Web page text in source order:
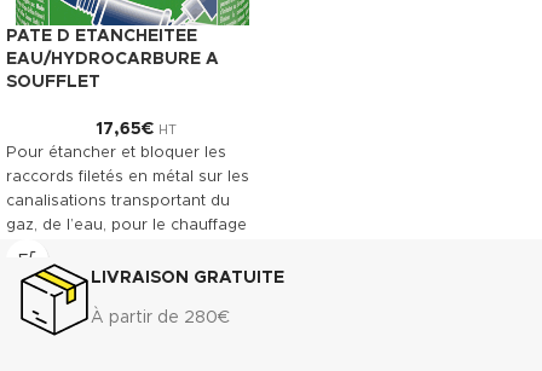
PATE D ETANCHEITEE
EAU/HYDROCARBURE A
SOUFFLET
17,65€ HT
Pour étancher et bloquer les
raccords filetés en métal sur les
canalisations transportant du
gaz, de l’eau, pour le chauffage
central et des installations
industrielles. Convient entre
autres à l'acier, au laiton et à
l'inox.
LIVRAISON GRATUITE
À partir de 280€